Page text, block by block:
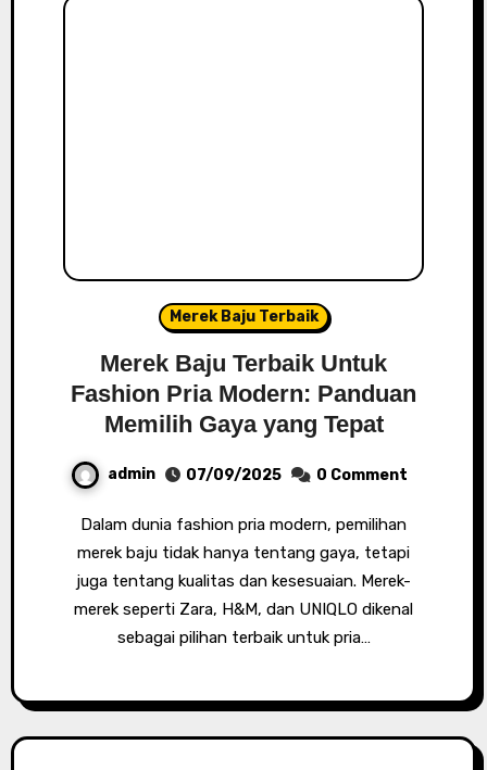
Merek Baju Terbaik
Merek Baju Terbaik Untuk
Fashion Pria Modern: Panduan
Memilih Gaya yang Tepat
admin 07/09/2025 0 Comment
Dalam dunia fashion pria modern, pemilihan
merek baju tidak hanya tentang gaya, tetapi
juga tentang kualitas dan kesesuaian. Merek-
merek seperti Zara, H&M, dan UNIQLO dikenal
sebagai pilihan terbaik untuk pria…